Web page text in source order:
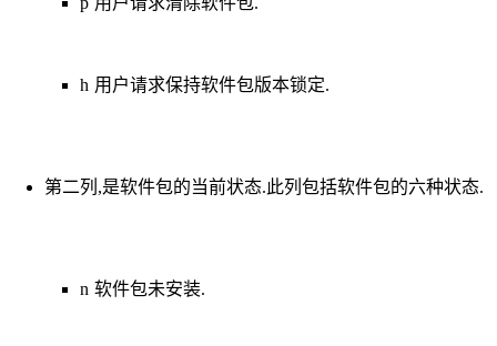
h 用户请求保持软件包版本锁定.
第二列,是软件包的当前状态.此列包括软件包的六种状态.
n 软件包未安装.